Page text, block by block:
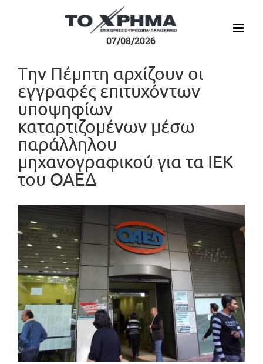
07/08/2026
Tην Πέμπτη αρχίζουν οι
εγγραφές επιτυχόντων
υποψηφίων
καταρτιζομένων μέσω
παράλληλου
μηχανογραφικού για τα ΙΕΚ
του ΟΑΕΔ
μεγαλύτερης
εικόνας